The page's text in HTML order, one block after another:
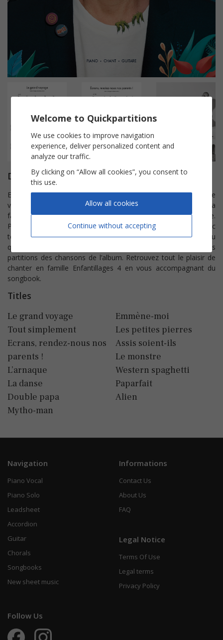
Description
Enfantillages ça continue ! Les nouveaux invités de ce quatrième
volet sont nombreux, on retrouve entre autres Calogero, la
famille Souchon, Youssou N’Dour. Mais la recette est la même.
Passant de la musique pop à la salsa, Aldebert se penche avec
tendresse et espièglerie sur les sujets plus ou moins sérieux du
quotidien. A nouveau nous sommes ravis d’avoir réalisé les
partitions des chansons de l’album. Retrouvez tout le plaisir de
chanter en famille Enfantillages 4 en vous accompagnant du
songbook.
Titles
Le grand voyage
Tout simplement
Ecrans, rendez-nous nos
parents !
L’arnaque
La danse
Double papa
Mytho-man
Emmène-moi
Les petites pierres
Assis soient-ils
Le monstre
Western spaghetti
Paparfait
Alien
Navigation
Piano Vocal
Piano Solo
Leadsheet
Accordion
Guitar
Chorals
Songbooks
New sheet music
Informations
Contact Us
About Us
FAQ
Legal Notice
Terms Of Use
Legal terms
Privacy Policy
Follow Us
Welcome to Quickpartitions
We use cookies to improve navigation
experience, deliver personalized content and
analyze our traffic.
By clicking on “Allow all cookies”, you consent to
this use.
Continue without accepting
Allow all cookies